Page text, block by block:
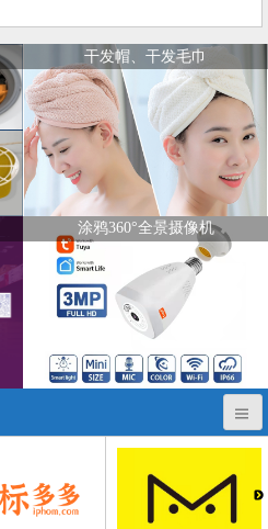
干发帽、干发毛巾
涂鸦360°全景摄像机